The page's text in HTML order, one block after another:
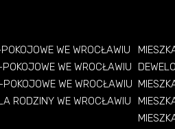
WE WROCŁAWIU
WE WROCŁAWIU
WE WROCŁAWIU
RODZINY WE WROCŁAWIU